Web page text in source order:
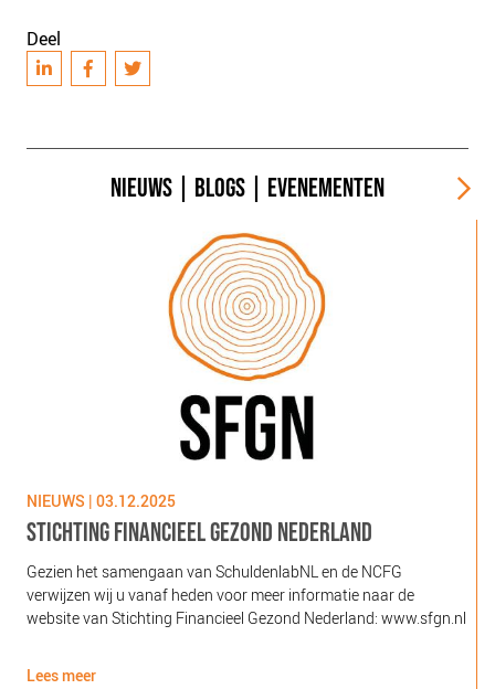
Deel
NIEUWS BLOGS EVENEMENTEN
NIEUWS | 03.12.2025
STICHTING FINANCIEEL GEZOND NEDERLAND
Gezien het samengaan van SchuldenlabNL en de NCFG
verwijzen wij u vanaf heden voor meer informatie naar de
website van Stichting Financieel Gezond Nederland: www.sfgn.nl
Lees meer